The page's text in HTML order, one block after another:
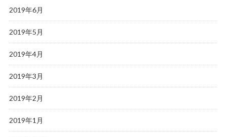
2019年6月
2019年5月
2019年4月
2019年3月
2019年2月
2019年1月